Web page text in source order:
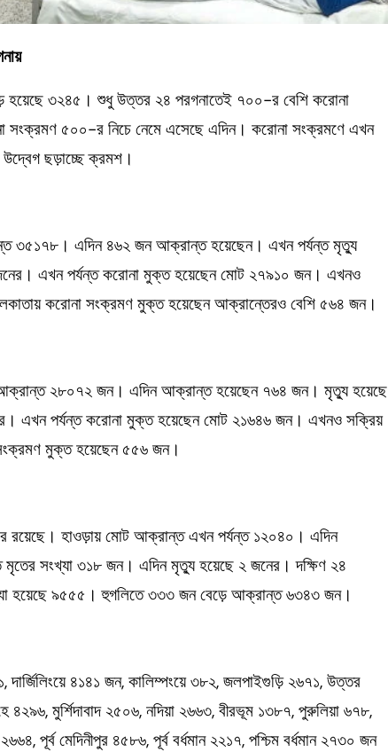
হয়েছে ৩২৪৫। শুধু উত্তর ২৪ পরগনাতেই ৭০০-র বেশি করোনা
৫০০-র নিচে নেমে এসেছে এদিন। করোনা সংক্রমণে এখন
ছড়াচ্ছে ক্রমশ।
৩৫১৭৮। এদিন ৪৬২ জন আক্রান্ত হয়েছেন। এখন পর্যন্ত মৃত্যু
এখন পর্যন্ত করোনা মুক্ত হয়েছেন মোট ২৭৯১০ জন। এখনও
করোনা সংক্রমণ মুক্ত হয়েছেন আক্রান্তেরও বেশি ৫৬৪ জন।
২৮০৭২ জন। এদিন আক্রান্ত হয়েছেন ৭৬৪ জন। মৃত্যু হয়েছে
এখন পর্যন্ত করোনা মুক্ত হয়েছেন মোট ২১৬৪৬ জন। এখনও সক্রিয়
মুক্ত হয়েছেন ৫৫৬ জন।
রয়েছে। হাওড়ায় মোট আক্রান্ত এখন পর্যন্ত ১২০৪০। এদিন
সংখ্যা ৩১৮ জন। এদিন মৃত্যু হয়েছে ২ জনের। দক্ষিণ ২৪
হয়েছে ৯৫৫৫। হুগলিতে ৩৩৩ জন বেড়ে আক্রান্ত ৬৩৪৩ জন।
৪১৪১ জন, কালিম্পংয়ে ৩৮২, জলপাইগুড়ি ২৬৭১, উত্তর
৪২৯৬, মুর্শিদাবাদ ২৫০৬, নদিয়া ২৬৬৩, বীরভূম ১৩৮৭, পুরুলিয়া ৬৭৮,
পূর্ব মেদিনীপুর ৪৫৮৬, পূর্ব বর্ধমান ২২১৭, পশ্চিম বর্ধমান ২৭৩০ জন